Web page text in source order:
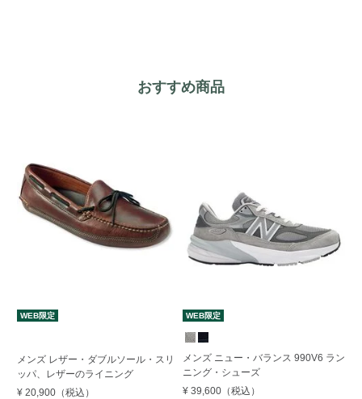
おすすめ商品
WEB限定
メンズ レザー・ダブルソール・スリ
ッパ、レザーのライニング
¥ 20,900（税込）
WEB限定
メンズ ニュー・バランス 990V6 ラン
ニング・シューズ
¥ 39,600 （税込）